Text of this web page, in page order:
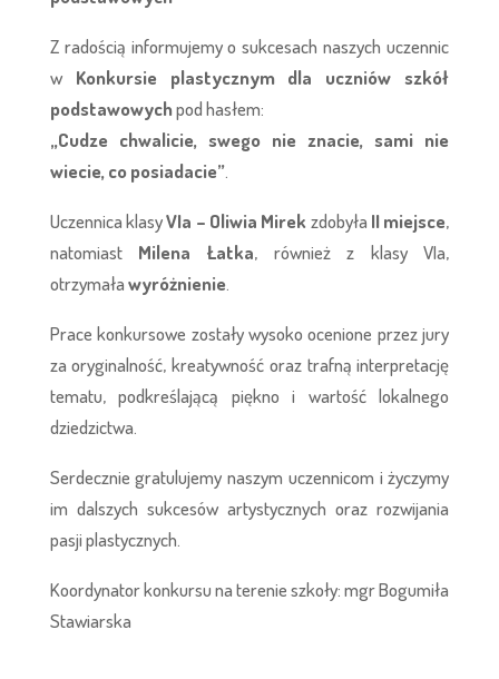
Z radością informujemy o sukcesach naszych uczennic
w Konkursie plastycznym dla uczniów szkół
podstawowychpod hasłem:
„Cudze chwalicie, swego nie znacie, sami nie
wiecie, co posiadacie”.
Uczennica klasyVIa – Oliwia Mirek zdobyła II miejsce,
natomiast Milena Łatka, również z klasy VIa,
otrzymaławyróżnienie.
Prace konkursowe zostały wysoko ocenione przez jury
za oryginalność, kreatywność oraz trafną interpretację
tematu, podkreślającą piękno i wartość lokalnego
dziedzictwa.
Serdecznie gratulujemy naszym uczennicom i życzymy
im dalszych sukcesów artystycznych oraz rozwijania
pasji plastycznych.
Koordynator konkursu na terenie szkoły: mgr Bogumiła
Stawiarska